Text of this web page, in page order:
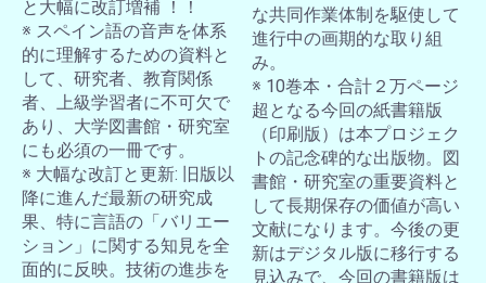
と大幅に改訂増補 ！！
※ スペイン語の音声を体系
的に理解するための資料と
して、研究者、教育関係
者、上級学習者に不可欠で
あり、大学図書館・研究室
にも必須の一冊です。
※ 大幅な改訂と更新: 旧版以
降に進んだ最新の研究成
果、特に言語の「バリエー
ション」に関する知見を全
面的に反映。技術の進歩を
な共同作業体制を駆使して
進行中の画期的な取り組
み。
※ 10巻本・合計２万ページ
超となる今回の紙書籍版
（印刷版）は本プロジェク
トの記念碑的な出版物。図
書館・研究室の重要資料と
して長期保存の価値が高い
文献になります。今後の更
新はデジタル版に移行する
見込みで、今回の書籍版は